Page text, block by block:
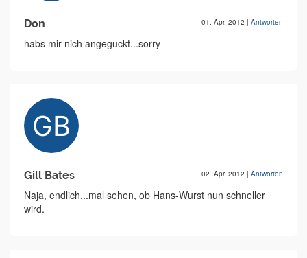
Don 01. Apr. 2012 | Antworten
habs mir nich angeguckt...sorry
Gill Bates 02. Apr. 2012 | Antworten
Naja, endlich...mal sehen, ob Hans-Wurst nun schneller
wird.